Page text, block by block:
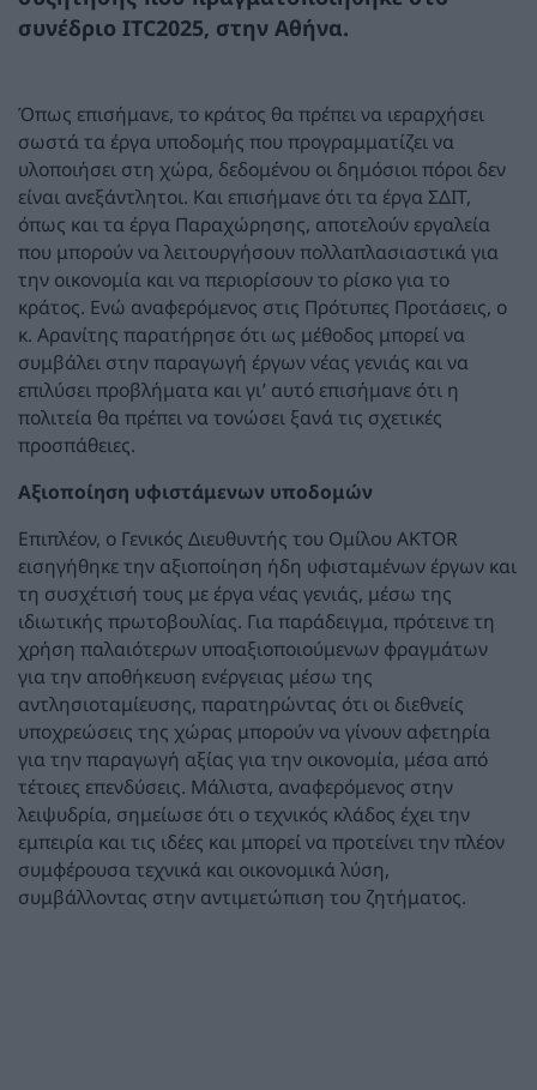
συνέδριο ITC2025, στην Αθήνα.
Όπως επισήμανε, το κράτος θα πρέπει να ιεραρχήσει
σωστά τα έργα υποδομής που προγραμματίζει να
υλοποιήσει στη χώρα, δεδομένου οι δημόσιοι πόροι δεν
είναι ανεξάντλητοι. Και επισήμανε ότι τα έργα ΣΔΙΤ,
όπως και τα έργα Παραχώρησης, αποτελούν εργαλεία
που μπορούν να λειτουργήσουν πολλαπλασιαστικά για
την οικονομία και να περιορίσουν το ρίσκο για το
κράτος. Ενώ αναφερόμενος στις Πρότυπες Προτάσεις, ο
κ. Αρανίτης παρατήρησε ότι ως μέθοδος μπορεί να
συμβάλει στην παραγωγή έργων νέας γενιάς και να
επιλύσει προβλήματα και γι’ αυτό επισήμανε ότι η
πολιτεία θα πρέπει να τονώσει ξανά τις σχετικές
προσπάθειες.
Αξιοποίηση υφιστάμενων υποδομών
Επιπλέον, ο Γενικός Διευθυντής του Ομίλου AKTOR
εισηγήθηκε την αξιοποίηση ήδη υφισταμένων έργων και
τη συσχέτισή τους με έργα νέας γενιάς, μέσω της
ιδιωτικής πρωτοβουλίας. Για παράδειγμα, πρότεινε τη
χρήση παλαιότερων υποαξιοποιούμενων φραγμάτων
για την αποθήκευση ενέργειας μέσω της
αντλησιοταμίευσης, παρατηρώντας ότι οι διεθνείς
υποχρεώσεις της χώρας μπορούν να γίνουν αφετηρία
για την παραγωγή αξίας για την οικονομία, μέσα από
τέτοιες επενδύσεις. Μάλιστα, αναφερόμενος στην
λειψυδρία, σημείωσε ότι ο τεχνικός κλάδος έχει την
εμπειρία και τις ιδέες και μπορεί να προτείνει την πλέον
συμφέρουσα τεχνικά και οικονομικά λύση,
συμβάλλοντας στην αντιμετώπιση του ζητήματος.